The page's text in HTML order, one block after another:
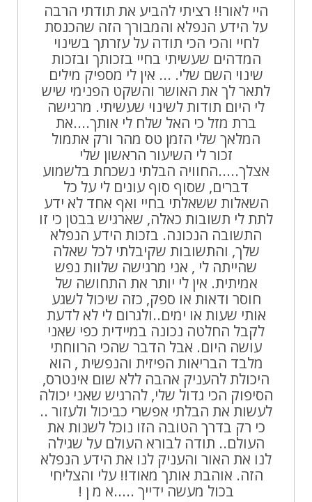
היי לאור!! רציתי להביע את תודתי הרבה
על הידע הנפלא והמבורך הזה שהכנסת
לחיי והכי הכי תודה על עזרתך בשינוי
המדהים שעשיתי בחיי בזכותך ובזכות
שינוי השם שלי. ... אין לי מספיק מילים
לתאר לך את האושר והשקט הפנימי שיש
לי היום תודות לשינוי שעשיתי. מרגישה
ברת מזל כי האל שלח לי אותך....את
המלאך שלי הזמן טס מהר ורק אתמול
זכור לי השיעור הראשון שלי
אצלך.....החוויה הבלתי נשכחת בלשמוע
דברים, שסוף סוף עונים לי על כל
השאלות ששאלתי בחיי ואף אחד לא ידע
לתת לי תשובות כאלה, שארגיש בבטן כי זו
התשובה הנכונה. בזכות הידע הנפלא
שלך, והתשובות שקיבלתי לכל שאלה
שהייתה לי , אני מרגישה שלוות נפש
אמיתית. אין לי יותר את התחושה של
חוסר ודאות או ספק, כזה שיכול לשגע
אותי שעות או ימים..ולגרום לי לא לדעת
לקבל החלטה נכונה במיידית כפי שאני
עושה היום. אבל הדבר שהכי הרווחתי
מלבד הבריאות הפיזית והנפשית , הוא
היכולת להעניק אהבה ללא שום אינטרס,
הסיפוק הכי גדול שלי, להרגיש שאני יכולה
לעשות את הבלתי אפשרי כביכול ולעזור ..
כי רק בדרך הטובה הזו נוכל לשנות את
העולם.. תודה לבורא העולם על שגילה
לנו את האור והעניק לנו את הידע הנפלא
הזה. אוהבת אותך מאוד!! עלי והצליחי
בכול מעשה ידייך .....א מ ן !